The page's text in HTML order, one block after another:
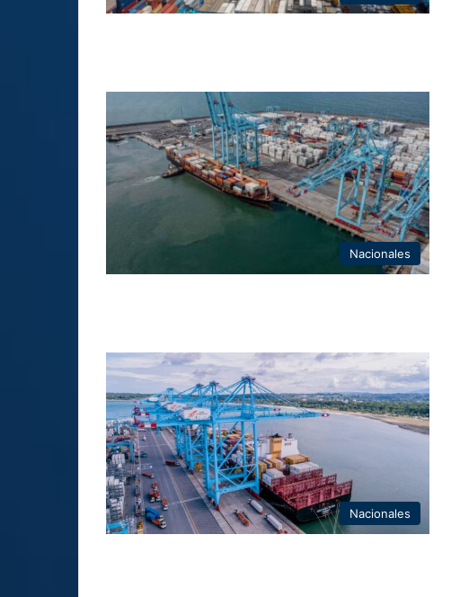
Nacionales
Nacionales